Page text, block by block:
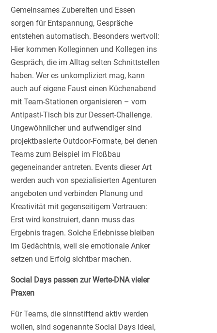
Gemeinsames Zubereiten und Essen
sorgen für Entspannung, Gespräche
entstehen automatisch. Besonders wertvoll:
Hier kommen Kolleginnen und Kollegen ins
Gespräch, die im Alltag selten Schnittstellen
haben. Wer es unkompliziert mag, kann
auch auf eigene Faust einen Küchenabend
mit Team-Stationen organisieren – vom
Antipasti-Tisch bis zur Dessert-Challenge.
Ungewöhnlicher und aufwendiger sind
projektbasierte Outdoor-Formate, bei denen
Teams zum Beispiel im Floßbau
gegeneinander antreten. Events dieser Art
werden auch von spezialisierten Agenturen
angeboten und verbinden Planung und
Kreativität mit gegenseitigem Vertrauen:
Erst wird konstruiert, dann muss das
Ergebnis tragen. Solche Erlebnisse bleiben
im Gedächtnis, weil sie emotionale Anker
setzen und Erfolg sichtbar machen.
Social Days passen zur Werte-DNA vieler
Praxen
Für Teams, die sinnstiftend aktiv werden
wollen, sind sogenannte Social Days ideal,